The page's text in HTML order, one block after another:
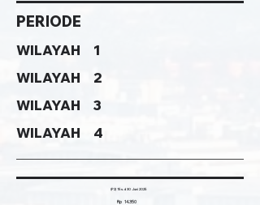
PERIODE
WILAYAH 1
WILAYAH 2
WILAYAH 3
WILAYAH 4
(P2) 15 s.d 30 Juni 2025
Rp 14.350